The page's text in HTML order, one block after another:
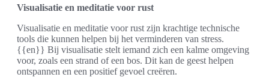
Visualisatie en meditatie voor rust
Visualisatie en meditatie voor rust zijn krachtige technische
tools die kunnen helpen bij het verminderen van stress.
{{en}} Bij visualisatie stelt iemand zich een kalme omgeving
voor, zoals een strand of een bos. Dit kan de geest helpen
ontspannen en een positief gevoel creëren.